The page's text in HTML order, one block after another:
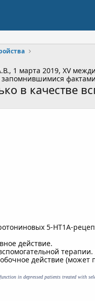
1 марта 2019, XV
запомнившимися
в качестве
5-HT1A-
действие.
действие
in depressed patients treated with